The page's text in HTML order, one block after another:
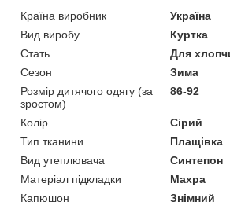
Країна виробник
Україна
Вид виробу
Куртка
Стать
Для
Сезон
Зима
Розмір дитячого одягу (за
зростом)
86-92
Колір
Сірий
Тип тканини
Плащівка
Вид утеплювача
Синтепон
Матеріал підкладки
Махра
Капюшон
Знімний